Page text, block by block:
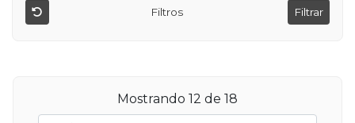
Filtros Filtrar
Mostrando 12 de 18